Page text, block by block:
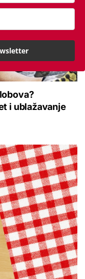
i ublažavanje